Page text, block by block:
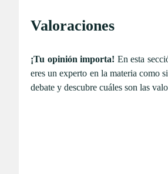
Valoraciones
¡Tu opinión importa! En esta
eres un experto en la materia como
debate y descubre cuáles son las